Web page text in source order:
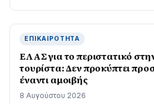
ΕΠΙΚΑΙΡΌΤΗΤΑ
ΕΛΑΣ για το περιστατικό
τουρίστα: Δεν προκύπτει
έναντι αμοιβής
8 Αυγούστου 2026